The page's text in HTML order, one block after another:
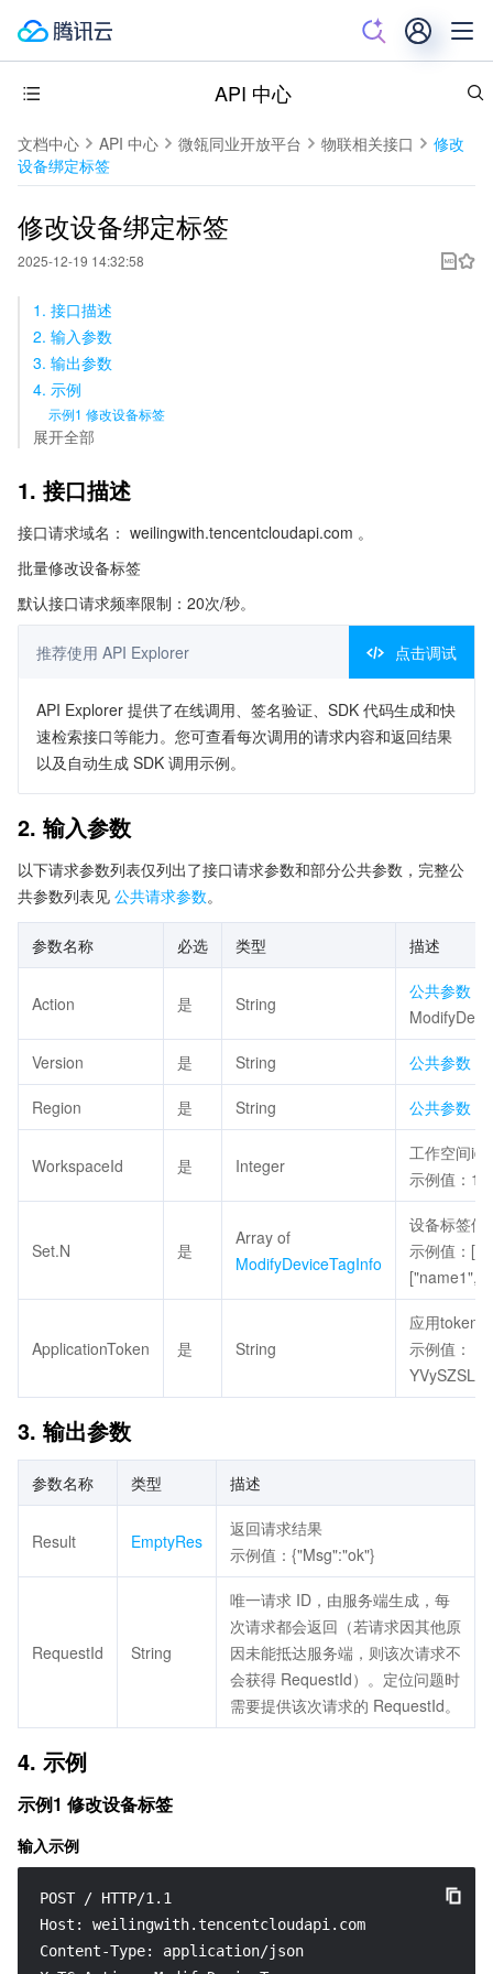
API 中心
文档中心 API 中心 微瓴同业开放平台 物联相关接口
修改
设备绑定标签
修改设备绑定标签
2025-12-19 14:32:58
1. 接口描述
2. 输入参数
3. 输出参数
4. 示例
示例1 修改设备标签
展开全部
1. 接口描述
接口请求域名： weilingwith.tencentcloudapi.com 。
批量修改设备标签
默认接口请求频率限制：20次/秒。
推荐使用 API Explorer 点击调试
API Explorer 提供了在线调用、签名验证、SDK 代码生成和快
速检索接口等能力。您可查看每次调用的请求内容和返回结果
以及自动生成 SDK 调用示例。
2. 输入参数
以下请求参数列表仅列出了接口请求参数和部分公共参数，完整公
共参数列表见 公共请求参数。
参数名称 必选 类型 描述
Action 是 String
公共参数
Version 是 String 公共参数
Region 是 String 公共参数
WorkspaceId 是 Integer
工作空间id
示例值：
Set.N 是
Array of
ModifyDeviceTagInfo
设备标签修
示例值：
ApplicationToken 是 String
应用token
示例值：
3. 输出参数
参数名称 类型 描述
Result EmptyRes
返回请求结果
示例值：{"Msg":"ok"}
RequestId String
唯一请求 ID，由服务端生成，每
次请求都会返回（若请求因其他原
因未能抵达服务端，则该次请求不
会获得 RequestId）。定位问题时
需要提供该次请求的 RequestId。
4. 示例
示例1 修改设备标签
输入示例
POST / HTTP/1.1
Host: weilingwith.tencentcloudapi.com
Content-Type: application/json